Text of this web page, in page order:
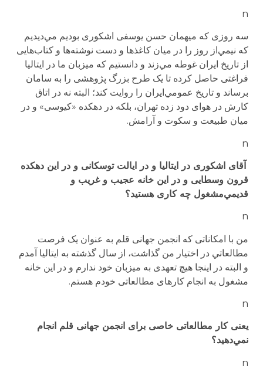
n
سه روزی که میهمان حسن یوسفی اشکوری بودیم مي‌دیدیم
که نیمي‌از روز را در میان کاغذها و دست نوشته‌ها و کتاب‌هایی
از تاریخ ایران غوطه مي‌زند و دانستیم که میزبان ما در ایتالیا
فراغتی حاصل کرده تا یک طرح بزرگ پژوهشی را به سامان
برساند و تاریخ عمومي‌ایران را روایت کند؛ البته نه در اتاق
کارش در هوای دود زده تهران، بلکه در دهکده «کیوسی» و در
میان طبیعت و سکوت و آرامش.
n
آقای اشکوری در ایتالیا و در ایالت توسکانی و در این دهکده
قرون وسطایی و در این خانه عجیب و غریب و
قدیمي‌مشغول چه کاری هستید؟
n
من با امکاناتی که انجمن جهانی قلم به عنوان یک فرصت
مطالعاتي در اختیار من گذاشت، از سال گذشته به ایتالیا آمدم
و البته در اینجا هیچ تعهدی به میزبان خود ندارم و در این خانه
مشغول به انجام کارهای مطالعاتی خودم هستم.
n
یعنی کار مطالعاتی خاصی برای انجمن جهانی قلم انجام
نمي‌دهید؟
n